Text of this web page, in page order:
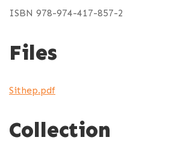
ISBN 978-974-417-857-2
Files
Sithep.pdf
Collection